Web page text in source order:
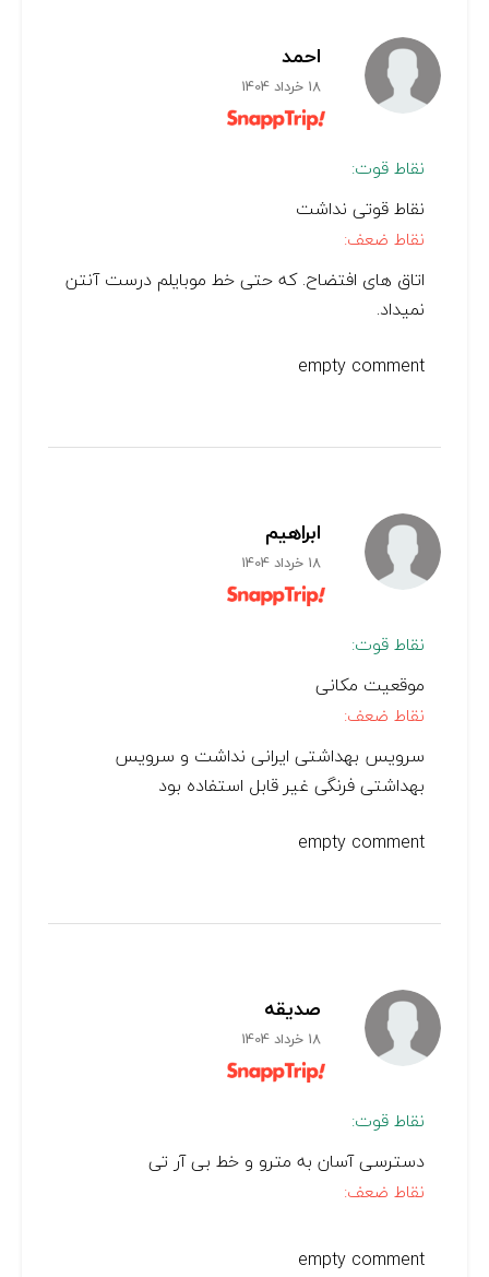
احمد
18 خرداد 1404
نقاط قوت:
نقاط قوتی نداشت
نقاط ضعف:
اتاق های افتضاح. که حتی خط موبایلم درست آنتن
نمیداد.
empty comment
ابراهیم
18 خرداد 1404
نقاط قوت:
موقعیت مکانی
نقاط ضعف:
سرویس بهداشتی ایرانی نداشت و سرویس
بهداشتی فرنگی غیر قابل استفاده بود
empty comment
صدیقه
18 خرداد 1404
نقاط قوت:
دسترسی آسان به مترو و خط بی آر تی
نقاط ضعف:
empty comment